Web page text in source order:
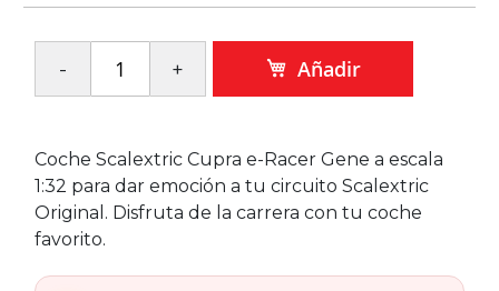
Añadir
Coche Scalextric Cupra e-Racer Gene a escala
1:32 para dar emoción a tu circuito Scalextric
Original. Disfruta de la carrera con tu coche
favorito.